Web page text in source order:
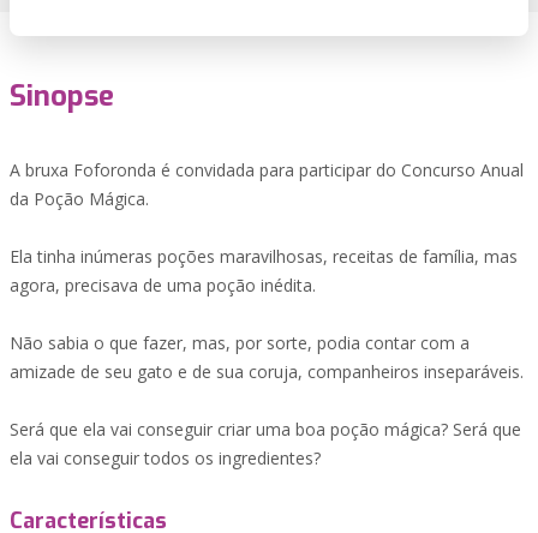
Sinopse
A bruxa Foforonda é convidada para participar do Concurso Anual
da Poção Mágica.
Ela tinha inúmeras poções maravilhosas, receitas de família, mas
agora, precisava de uma poção inédita.
Não sabia o que fazer, mas, por sorte, podia contar com a
amizade de seu gato e de sua coruja, companheiros inseparáveis.
Será que ela vai conseguir criar uma boa poção mágica? Será que
ela vai conseguir todos os ingredientes?
Características